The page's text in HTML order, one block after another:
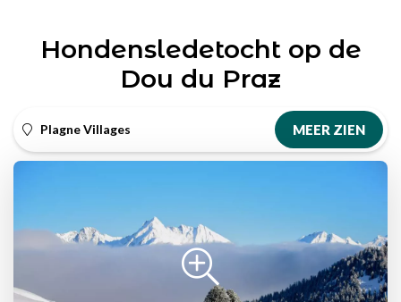
Hondensledetocht op de
Dou du Praz
Plagne Villages MEER ZIEN